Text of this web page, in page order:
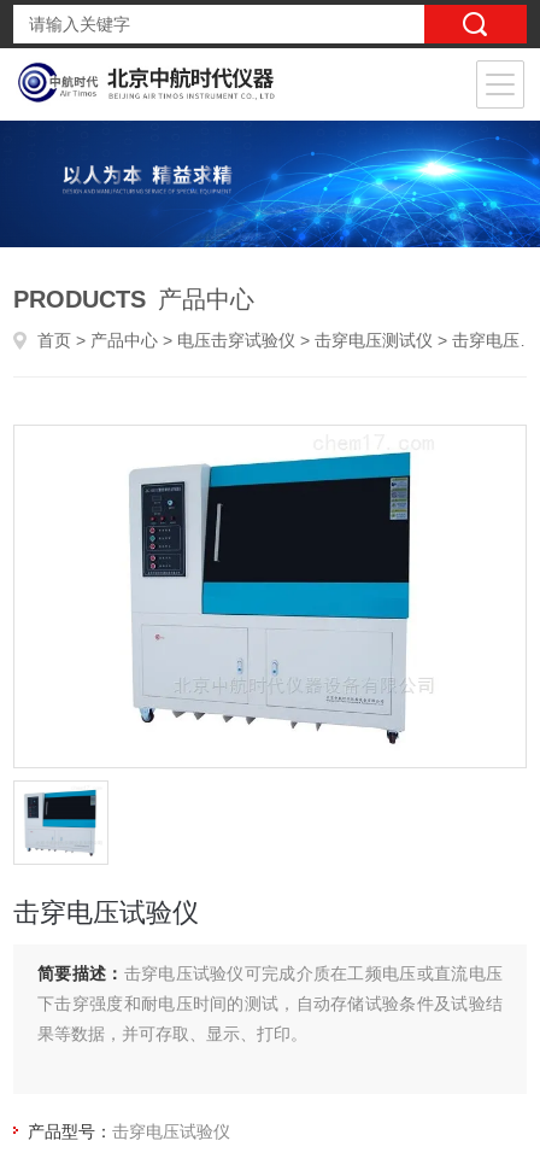
PRODUCTS 产品中心
首页 > 产品中心 > 电压击穿试验仪 >击穿电压测试仪 > 击穿电压试验仪击穿电压试验仪
击穿电压试验仪
简要描述： 击穿电压试验仪可完成介质在工频电压或直流电压
下击穿强度和耐电压时间的测试，自动存储试验条件及试验结
果等数据，并可存取、显示、打印。
产品型号：击穿电压试验仪